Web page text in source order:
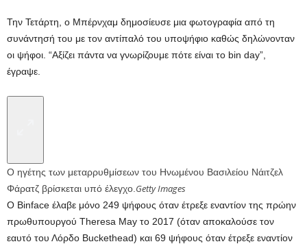
Την Τετάρτη, ο Μπέρνχαμ δημοσίευσε μια φωτογραφία από τη
συνάντησή του με τον αντίπαλό του υποψήφιο καθώς δηλώνονταν
οι ψήφοι. “Αξίζει πάντα να γνωρίζουμε πότε είναι το bin day”,
έγραψε.
Ο ηγέτης των μεταρρυθμίσεων του Ηνωμένου Βασιλείου Νάιτζελ
Φάρατζ βρίσκεται υπό έλεγχο. Getty Images
Ο Binface έλαβε μόνο 249 ψήφους όταν έτρεξε εναντίον της πρώην
πρωθυπουργού Theresa May το 2017 (όταν αποκαλούσε τον
εαυτό του Λόρδο Buckethead) και 69 ψήφους όταν έτρεξε εναντίον